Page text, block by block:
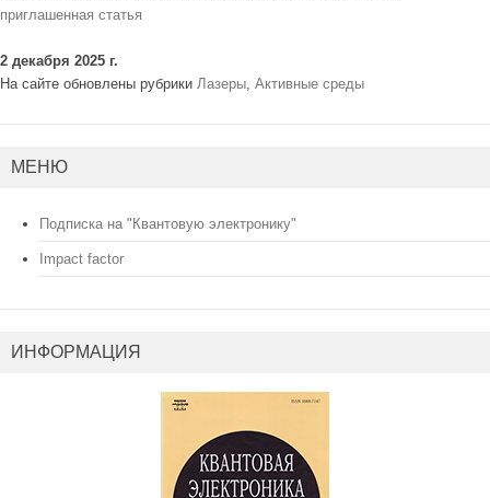
приглашенная статья
2 декабря 2025 г.
На сайте обновлены рубрики Лазеры, Активные среды
МЕНЮ
Подписка на "Квантовую электронику"
Impact factor
ИНФОРМАЦИЯ